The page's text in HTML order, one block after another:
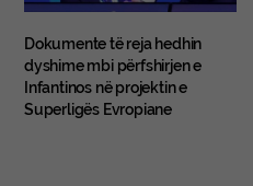
Dokumente të reja hedhin
dyshime mbi përfshirjen e
Infantinos në projektin e
Superligës Evropiane